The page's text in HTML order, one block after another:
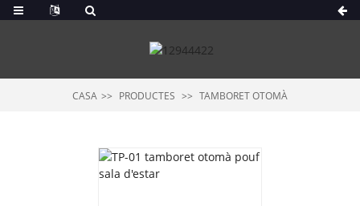
CASA PRODUCTES TAMBORET OTOMÀ